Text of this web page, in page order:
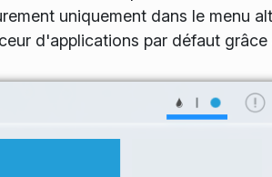
uniquement dans le menu
d'applications par défaut